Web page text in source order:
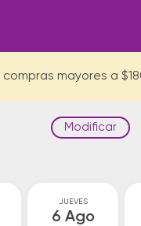
compras mayores a
Modificar
JUEVES
6 Ago